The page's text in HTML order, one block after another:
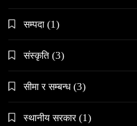
जनकपुरधाममा ‘मधेस
सम्पदा (1)
संस्कृति (3)
सीमा र सम्बन्ध (3)
स्थानीय सरकार (1)